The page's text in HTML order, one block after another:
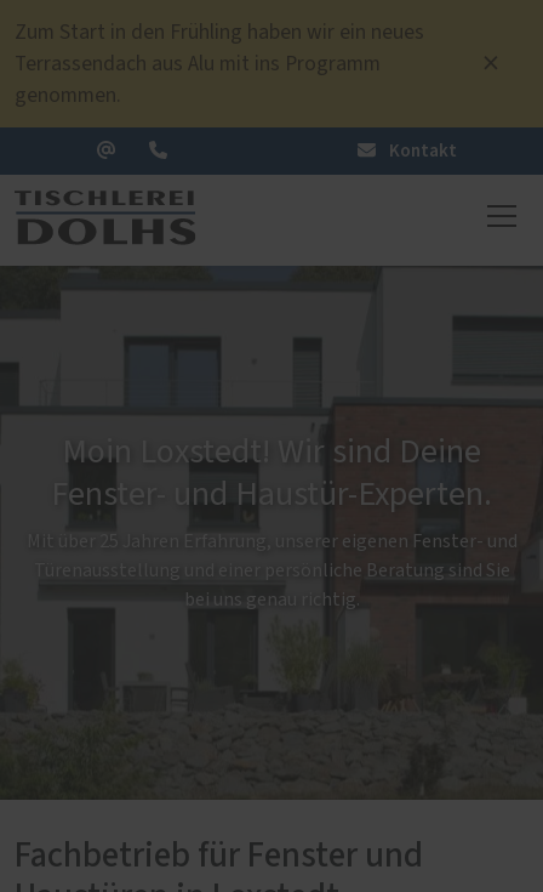
Zum Start in den Frühling haben wir ein neues
Terrassendach aus Alu mit ins Programm
genommen.
Kontakt
Moin Loxstedt! Wir sind Deine
Fenster- und Haustür-Experten.
Mit über 25 Jahren Erfahrung, unserer eigenen Fenster- und
Türenausstellung und einer persönliche Beratung sind Sie
bei uns genau richtig.
Fachbetrieb für Fenster und